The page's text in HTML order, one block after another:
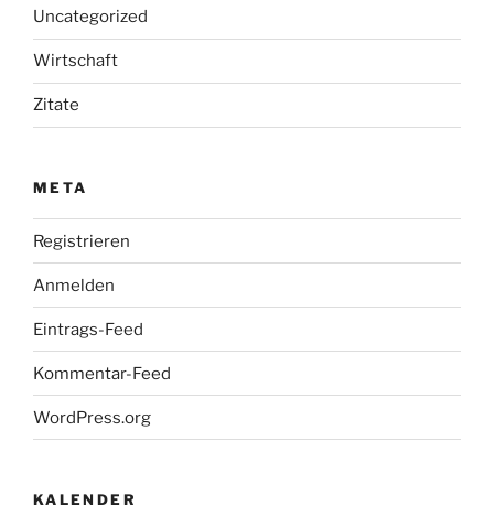
Uncategorized
Wirtschaft
Zitate
META
Registrieren
Anmelden
Eintrags-Feed
Kommentar-Feed
WordPress.org
KALENDER